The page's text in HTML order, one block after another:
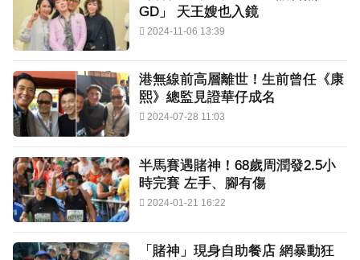
GD」 天王嫂也入鏡
2024-11-06 13:39
港無線前高層離世！生前曾任《康
熙》總監見證華仔成名
2024-07-28 11:03
半馬賽遇賭神！68歲周潤發2.5小
時完賽 左手、腳有傷
2024-01-21 16:22
「賭神」現身自助餐店 網暴動狂